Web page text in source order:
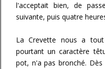
l'acceptait bien, de
suivante, puis quatre
La Crevette nous a
pourtant un caractère
pot, n'a pas bronché.